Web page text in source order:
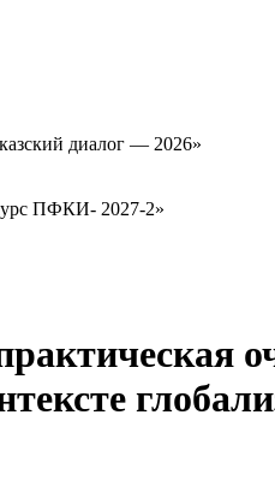
диалог — 2026»
ПФКИ- 2027-2»